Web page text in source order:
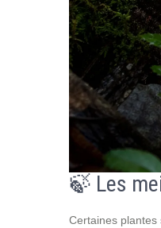
🍃 Les
Certaines plantes